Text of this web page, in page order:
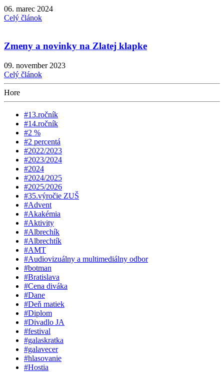
06. marec 2024
Celý článok
Zmeny a novinky na Zlatej klapke
09. november 2023
Celý článok
Hore
#13.ročník
#14.ročník
#2 %
#2 percentá
#2022/2023
#2023/2024
#2024
#2024/2025
#2025/2026
#35.výročie ZUŠ
#Advent
#Akakémia
#Aktivity
#Albrechík
#Albrechtík
#AMT
#Audiovizuálny a multimediálny odbor
#botman
#Bratislava
#Cena diváka
#Dane
#Deň matiek
#Diplom
#Divadlo JA
#festival
#galaskratka
#galavecer
#hlasovanie
#Hostia